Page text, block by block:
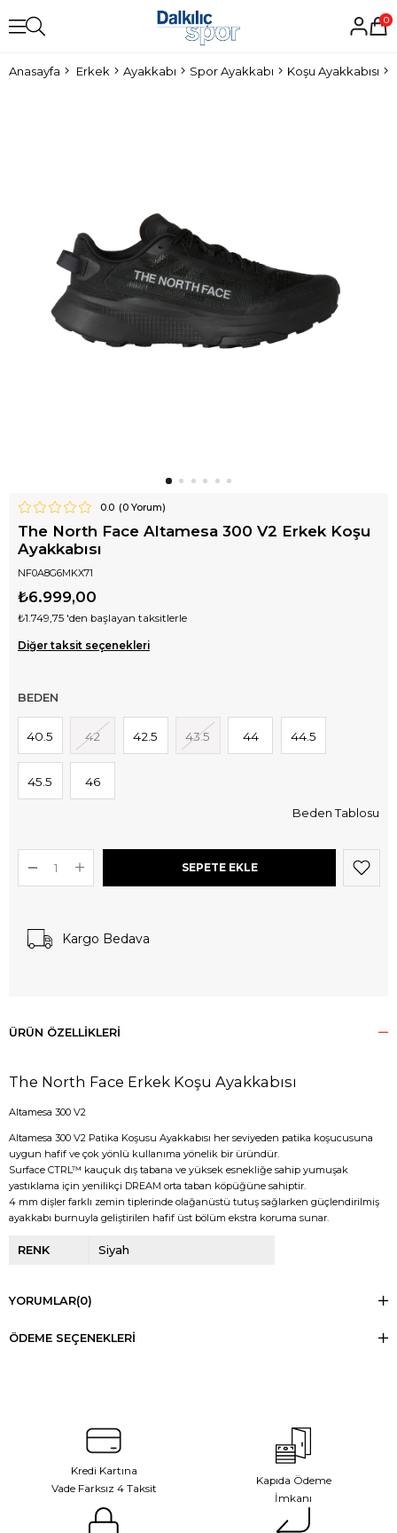
0
Anasayfa Erkek Ayakkabı Spor Ayakkabı Koşu Ayakkabısı
0.0 (0Yorum)
The North Face Altamesa 300 V2 Erkek Koşu
Ayakkabısı
NF0A8G6MKX71
₺6.999,00
₺1.749,75 'den başlayan taksitlerle
Diğer taksit seçenekleri
BEDEN
40.5 42 42.5 43.5 44 44.5
45.5 46
Beden Tablosu
Kargo Bedava
ÜRÜN ÖZELLIKLERI
The North Face Erkek Koşu Ayakkabısı
Altamesa 300 V2
Altamesa 300 V2 Patika Koşusu Ayakkabısı her seviyeden patika koşucusuna
uygun hafif ve çok yönlü kullanıma yönelik bir üründür.
Surface CTRL™ kauçuk dış tabana ve yüksek esnekliğe sahip yumuşak
yastıklama için yenilikçi DREAM orta taban köpüğüne sahiptir.
4 mm dişler farklı zemin tiplerinde olağanüstü tutuş sağlarken güçlendirilmiş
ayakkabı burnuyla geliştirilen hafif üst bölüm ekstra koruma sunar.
RENK Siyah
YORUMLAR(0)
ÖDEME SEÇENEKLERI
Kredi Kartına
Vade Farksız 4 Taksit
Kapıda Ödeme
İmkanı